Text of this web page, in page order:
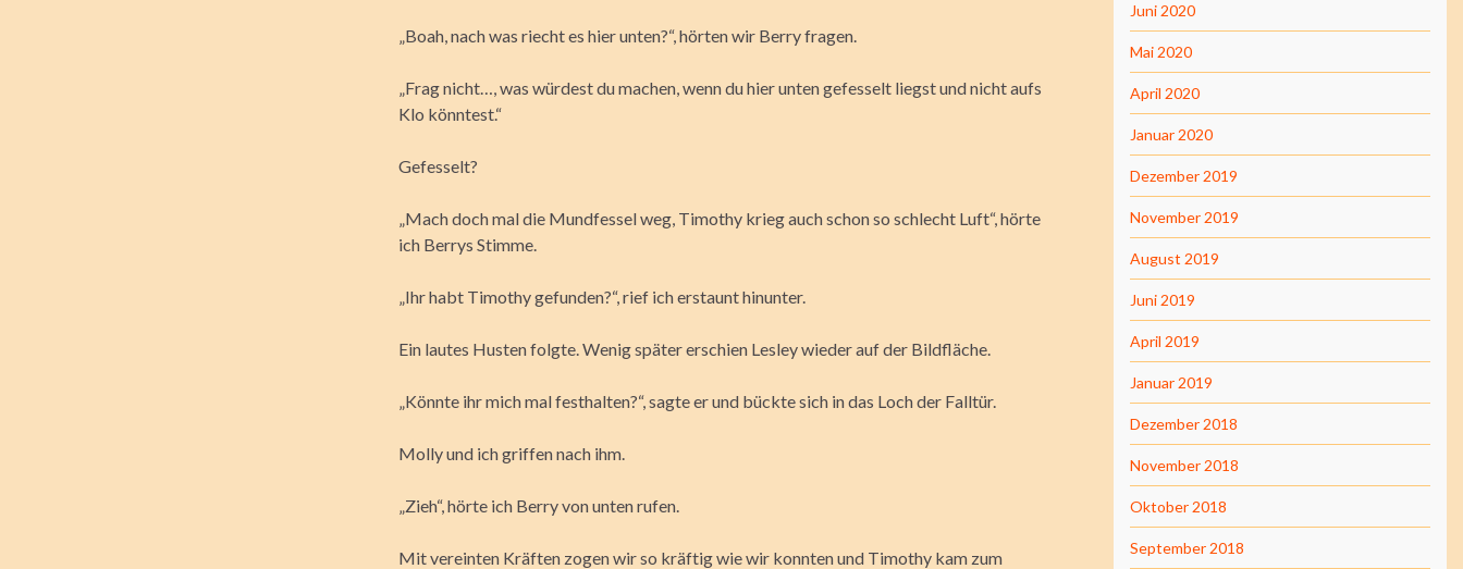
„Boah, nach was riecht es hier unten?“, hörten wir Berry fragen.
„Frag nicht…, was würdest du machen, wenn du hier unten gefesselt liegst und nicht aufs
Klo könntest.“
Gefesselt?
„Mach doch mal die Mundfessel weg, Timothy krieg auch schon so schlecht Luft“, hörte
ich Berrys Stimme.
„Ihr habt Timothy gefunden?“, rief ich erstaunt hinunter.
Ein lautes Husten folgte. Wenig später erschien Lesley wieder auf der Bildfläche.
„Könnte ihr mich mal festhalten?“, sagte er und bückte sich in das Loch der Falltür.
Molly und ich griffen nach ihm.
„Zieh“, hörte ich Berry von unten rufen.
Mit vereinten Kräften zogen wir so kräftig wie wir konnten und Timothy kam zum
Juni 2020
Mai 2020
April 2020
Januar 2020
Dezember 2019
November 2019
August 2019
Juni 2019
April 2019
Januar 2019
Dezember 2018
November 2018
Oktober 2018
September 2018